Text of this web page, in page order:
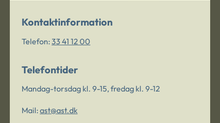
Kontaktinformation
Telefon: 33 41 12 00
Telefontider
Mandag-torsdag kl. 9-15, fredag kl. 9-12
Mail: ast@ast.dk